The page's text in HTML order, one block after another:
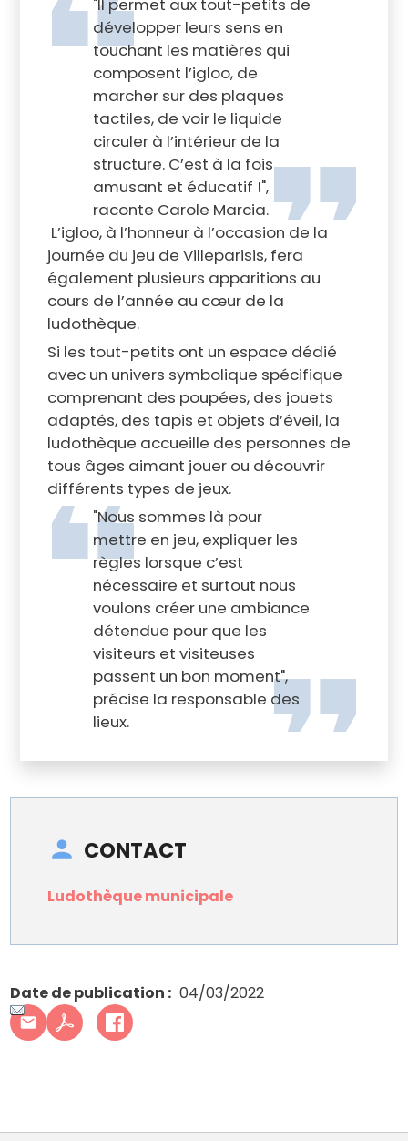
"Il permet aux tout-petits de
développer leurs sens en
touchant les matières qui
composent l’igloo, de
marcher sur des plaques
tactiles, de voir le liquide
circuler à l’intérieur de la
structure. C’est à la fois
amusant et éducatif !",
raconte Carole Marcia.
L’igloo, à l’honneur à l’occasion de la
journée du jeu de Villeparisis, fera
également plusieurs apparitions au
cours de l’année au cœur de la
ludothèque.
Si les tout-petits ont un espace dédié
avec un univers symbolique spécifique
comprenant des poupées, des jouets
adaptés, des tapis et objets d’éveil, la
ludothèque accueille des personnes de
tous âges aimant jouer ou découvrir
différents types de jeux.
"Nous sommes là pour
mettre en jeu, expliquer les
règles lorsque c’est
nécessaire et surtout nous
voulons créer une ambiance
détendue pour que les
visiteurs et visiteuses
passent un bon moment",
précise la responsable des
lieux.
CONTACT
Ludothèque municipale
Date de publication 04/03/2022